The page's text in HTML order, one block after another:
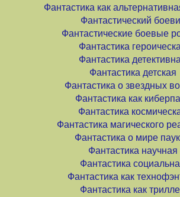
Фантастика как
Фантастический
Фантастические боевые
Фантастика
Фантастика
Фантастика детская
Фантастика о звездных
Фантастика как
Фантастика
Фантастика магического
Фантастика о мире
Фантастика научная
Фантастика
Фантастика как
Фантастика как